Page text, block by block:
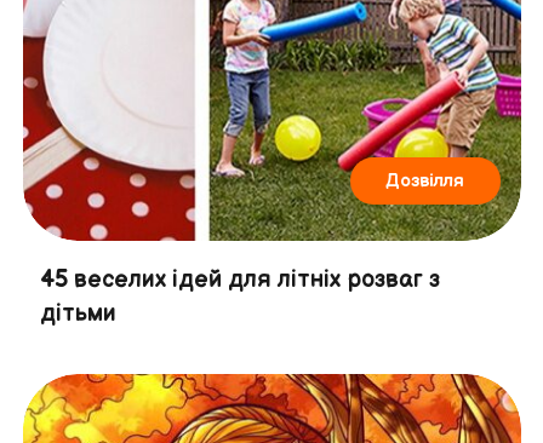
Дозвілля
45 веселих ідей для літніх розваг з
дітьми